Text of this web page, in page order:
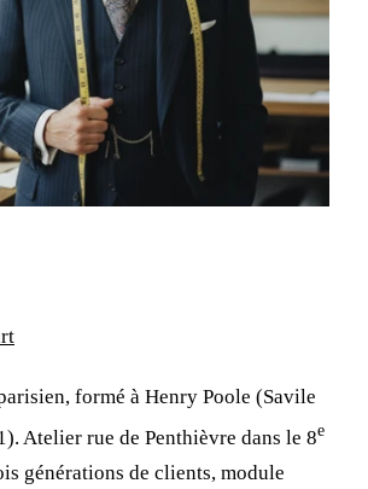
formé à Henry Poole (Savile
Atelier rue de Penthièvre dans le 8e
générations de clients, module